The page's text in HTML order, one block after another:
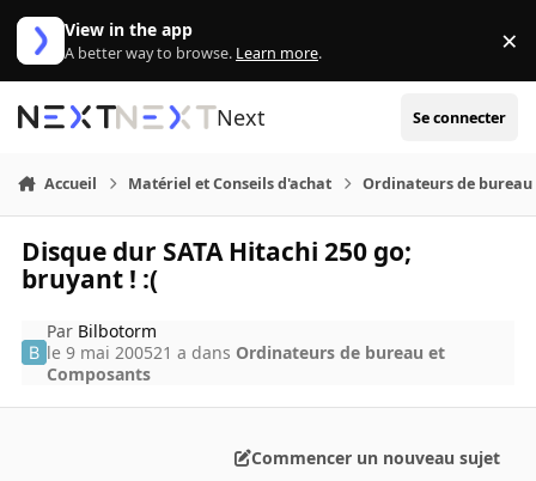
Aller au contenu
View in the app
A better way to browse. Learn more. ×
Next Se connecter
Accueil Matériel et Conseils d'achat Ordinateurs de bureau
Disque dur SATA Hitachi 250 go;
bruyant ! :(
Par Bilbotorm
le 9 mai 200521 a dans Ordinateurs de bureau et
Composants
Commencer un nouveau sujet